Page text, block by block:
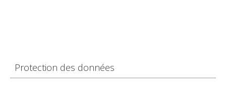
Protection des données